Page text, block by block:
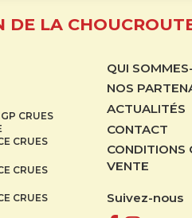
DE LA
CRUES
CRUES
CRUES
CRUES
QUI
NOS
ACTUALITÉS
CONTACT
CONDITIONS
VENTE
Suivez-nous